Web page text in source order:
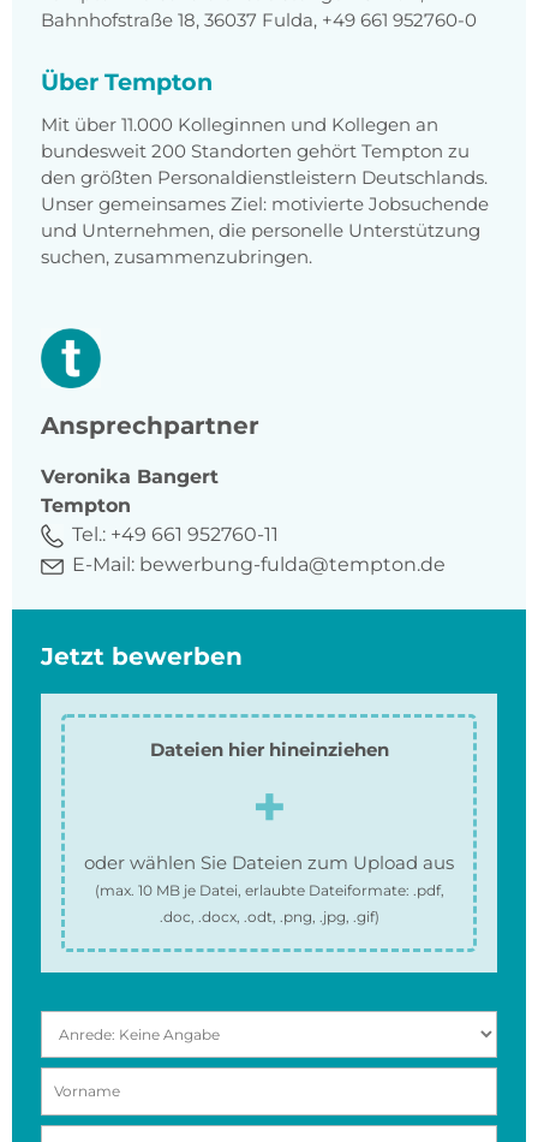
Bahnhofstraße 18, 36037 Fulda, +49 661 952760-0
Über Tempton
Mit über 11.000 Kolleginnen und Kollegen an
bundesweit 200 Standorten gehört Tempton zu
den größten Personaldienstleistern Deutschlands.
Unser gemeinsames Ziel: motivierte Jobsuchende
und Unternehmen, die personelle Unterstützung
suchen, zusammenzubringen.
Ansprechpartner
Veronika Bangert
Tempton
Tel.: +49 661 952760-11
E-Mail: bewerbung-fulda@tempton.de
Jetzt bewerben
Dateien hier hineinziehen
oder wählen Sie Dateien zum Upload aus
(max. 10 MBje Datei, erlaubte Dateiformate: .pdf,
.doc, .docx, .odt, .png, .jpg, .gif)